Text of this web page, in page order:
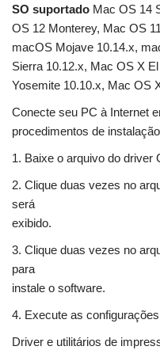
SO suportado Mac OS 14
OS 12 Monterey, Mac OS
macOS Mojave 10.14.x,
Sierra 10.12.x, Mac OS X
Yosemite 10.10.x, Mac OS
Conecte seu PC à Internet
procedimentos de instalação
1. Baixe o arquivo do driver
2. Clique duas vezes no
será
exibido.
3. Clique duas vezes no
para
instale o software.
4. Execute as
Driver e utilitários de